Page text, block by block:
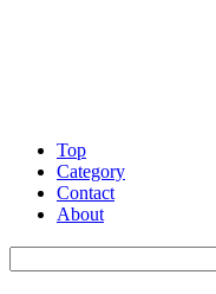
Top
Category
Contact
About